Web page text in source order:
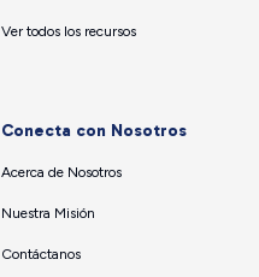
Ver todos los recursos
Conecta con Nosotros
Acerca de Nosotros
Nuestra Misión
Contáctanos